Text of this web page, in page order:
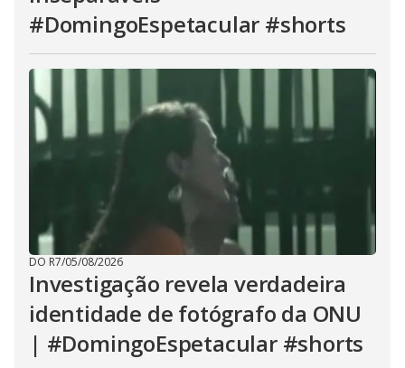
#DomingoEspetacular #shorts
DO R7/05/08/2026
Investigação revela verdadeira
identidade de fotógrafo da ONU
| #DomingoEspetacular #shorts